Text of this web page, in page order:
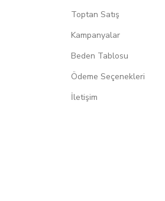
Toptan Satış
Kampanyalar
Beden Tablosu
Ödeme Seçenekleri
İletişim